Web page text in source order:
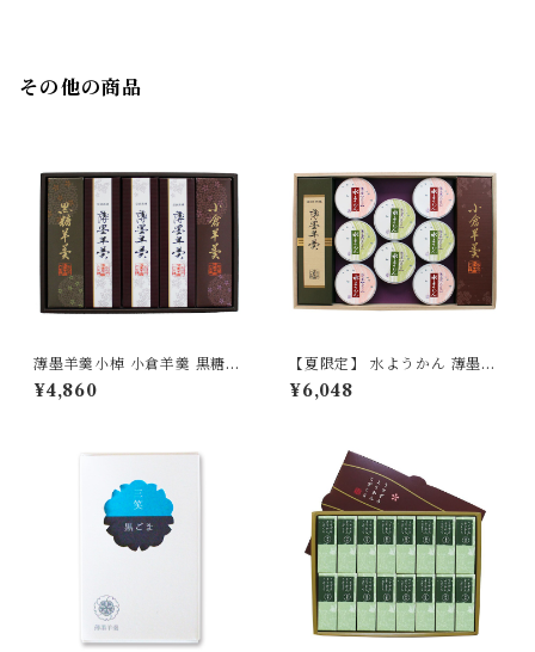
その他の商品
薄墨羊羹小棹 小倉羊羹 黒糖羊
羹 5本 詰合せ
¥4,860
【夏限定】 水ようかん 薄墨羊
羹大棹 小倉羊羹大棹 詰合せ 和
菓子 ギフト 贈答品 お中元 プ
¥6,048